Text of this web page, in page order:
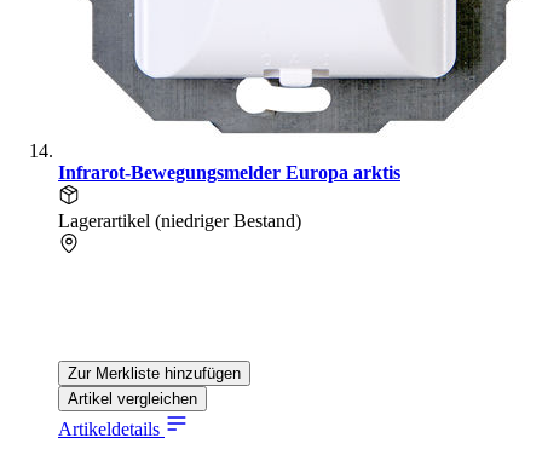
Infrarot-Bewegungsmelder Europa arktis
Lagerartikel (niedriger Bestand)
Zur Merkliste hinzufügen
Artikel vergleichen
Artikeldetails